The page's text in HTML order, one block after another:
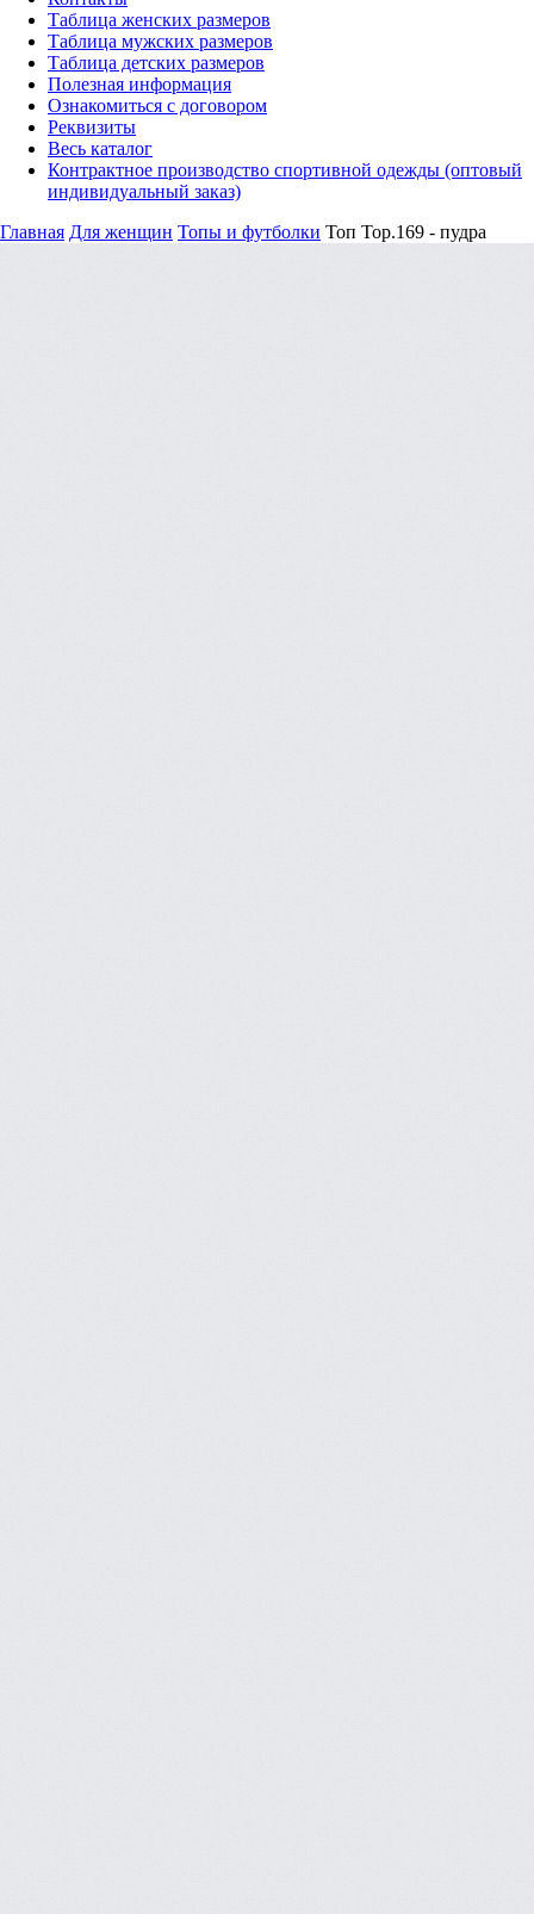
Таблица женских размеров
Таблица мужских размеров
Таблица детских размеров
Полезная информация
Ознакомиться с договором
Реквизиты
Весь каталог
Контрактное производство спортивной одежды (оптовый
индивидуальный заказ)
Главная Для женщин Топы и футболки Топ Top.169 - пудра